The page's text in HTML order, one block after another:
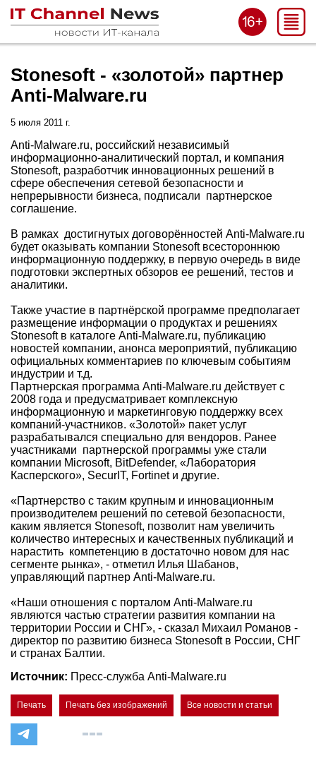
Stonesoft - «золотой» партнер
Anti-Malware.ru
5 июля 2011 г.
Anti-Malware.ru, российский независимый
информационно-аналитический портал, и компания
Stonesoft, разработчик инновационных решений в
сфере обеспечения сетевой безопасности и
непрерывности бизнеса, подписали партнерское
соглашение.
В рамках достигнутых договорённостей Anti-Malware.ru
будет оказывать компании Stonesoft всестороннюю
информационную поддержку, в первую очередь в виде
подготовки экспертных обзоров ее решений, тестов и
аналитики.
Также участие в партнёрской программе предполагает
размещение информации о продуктах и решениях
Stonesoft в каталоге Anti-Malware.ru, публикацию
новостей компании, анонса мероприятий, публикацию
официальных комментариев по ключевым событиям
индустрии и т.д.
Партнерская программа Anti-Malware.ru действует с
2008 года и предусматривает комплексную
информационную и маркетинговую поддержку всех
компаний-участников. «Золотой» пакет услуг
разрабатывался специально для вендоров. Ранее
участниками партнерской программы уже стали
компании Microsoft, BitDefender, «Лаборатория
Касперского», SecurIT, Fortinet и другие.
«Партнерство с таким крупным и инновационным
производителем решений по сетевой безопасности,
каким является Stonesoft, позволит нам увеличить
количество интересных и качественных публикаций и
нарастить компетенцию в достаточно новом для нас
сегменте рынка», - отметил Илья Шабанов,
управляющий партнер Anti-Malware.ru.
«Наши отношения с порталом Anti-Malware.ru
являются частью стратегии развития компании на
территории России и СНГ», - сказал Михаил Романов -
директор по развитию бизнеса Stonesoft в России, СНГ
и странах Балтии.
Источник: Пресс-служба Anti-Malware.ru
Печать Печать без изображений Все новости и статьи